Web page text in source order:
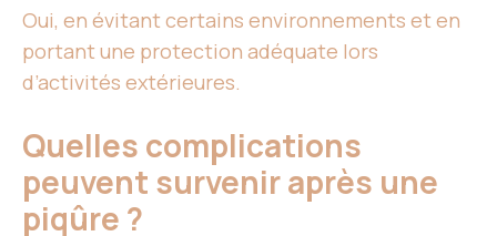
Oui, en évitant certains environnements et en
portant une protection adéquate lors
d’activités extérieures.
Quelles complications
peuvent survenir après une
piqûre ?